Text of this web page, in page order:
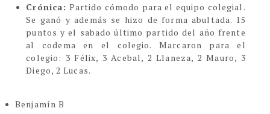
Crónica: Partido cómodo para el equipo colegial.
Se ganó y además se hizo de forma abultada. 15
puntos y el sabado último partido del año frente
al codema en el colegio. Marcaron para el
colegio: 3 Félix, 3 Acebal, 2 Llaneza, 2 Mauro, 3
Diego, 2 Lucas.
Benjamín B